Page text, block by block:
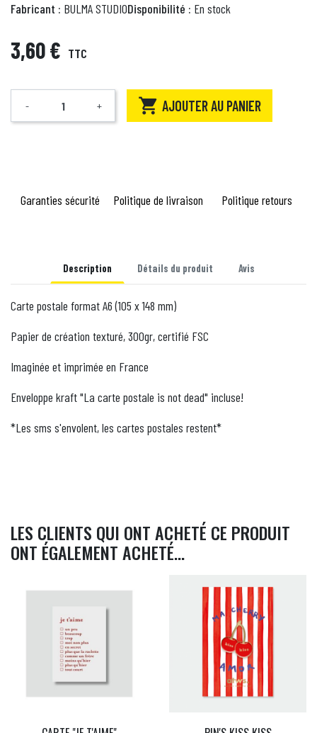
Fabricant : BULMA STUDIODisponibilité : En stock
3,60 € TTC
Quantité
- +  AJOUTER AU PANIER
Garanties sécurité Politique de livraison Politique retours
Description Détails du produit Avis
Carte postale format A6 (105 x 148 mm)
Papier de création texturé, 300gr, certifié FSC
Imaginée et imprimée en France
Enveloppe kraft "La carte postale is not dead" incluse!
*Les sms s'envolent, les cartes postales restent*
LES CLIENTS QUI ONT ACHETÉ CE PRODUIT
ONT ÉGALEMENT ACHETÉ...